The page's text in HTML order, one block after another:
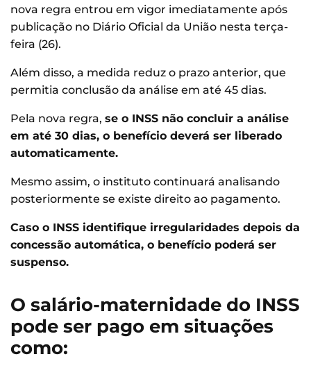
nova regra entrou em vigor imediatamente após
publicação no Diário Oficial da União nesta terça-
feira (26).
Além disso, a medida reduz o prazo anterior, que
permitia conclusão da análise em até 45 dias.
Pela nova regra, se o INSS não concluir a análise
em até 30 dias, o benefício deverá ser liberado
automaticamente.
Mesmo assim, o instituto continuará analisando
posteriormente se existe direito ao pagamento.
Caso o INSS identifique irregularidades depois da
concessão automática, o benefício poderá ser
suspenso.
O salário-maternidade do INSS
pode ser pago em situações
como: